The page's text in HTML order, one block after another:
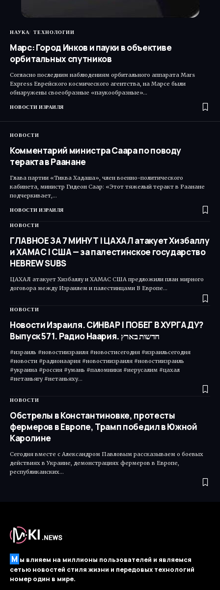
НАУКА ТЕХНОЛОГИИ
Марс: Город Инков и пауки в объективе
орбитальных спутников
Согласно последним наблюдениям орбитального аппарата Mars
Express Еврейского космического агентства, на Марсе были
обнаружены своеобразные «паукообразные»…
НОВОСТИ ИЗРАИЛЯ
НОВОСТИ
Комментарий министра Саара по поводу
теракта в Раанане
Глава партии «Тиква Хадаша», член военно-политического
кабинета, министр Гидеон Саар: «Этот тяжелый теракт в Раанане
подчеркивает,…
НОВОСТИ ИЗРАИЛЯ
НОВОСТИ
ГЛАВНОЕ ЗА 7 МИНУТ | ЦАХАЛ атакует Хизбаллу
и ХАМАС | США — за палестинское государство
HEBREW SUBS
ЦАХАЛ атакует Хизбаллу и ХАМАС США предложили план мирного
договора между Израилем и палестинцами В Европе…
НОВОСТИ
Новости Израиля. СИНВАР | ПОБЕГ В ХУРГАДУ?
Выпуск 571. Радио Наария. חדשות בארץ
#израиль #новостиизраиля #новостисегодня #израильсегодня
#новости #радионаария #новостиизраиля #новостиизраиль
#украина #россия #умань #паломники #иерусалим #цахал
#нетаньягу #нетаньяху…
НОВОСТИ
Обстрелы в Константиновке, протесты
фермеров в Европе, Трамп победил в Южной
Каролине
Сегодня вместе с Александром Павловым рассказываем о боевых
действиях в Украине, демонстрациях фермеров в Европе,
республиканских…
М ы влияем на миллионы пользователей и являемся
сетью новостей стиля жизни и передовых технологий
номер один в мире.